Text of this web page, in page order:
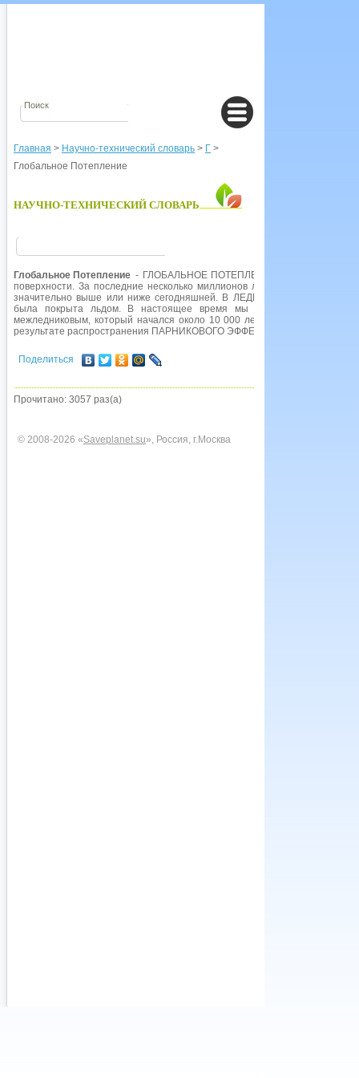
Главная > Научно-технический словарь > Г >
Глобальное Потепление
НАУЧНО-ТЕХНИЧЕСКИЙ СЛОВАРЬ
Глобальное Потепление - ГЛОБАЛЬНОЕ ПОТЕПЛЕНИЕ, тенденция к
поверхности. За последние несколько миллионов лет уже были
значительно выше или ниже сегодняшней. В ЛЕДНИКОВЫЙ ПЕРИОД,
была покрыта льдом. В настоящее время мы находимся в
межледниковым, который начался около 10 000 лет назад. В 1960-е
результате распространения ПАРНИКОВОГО ЭФФЕКТА температура
Поделиться
Прочитано: 3057 раз(а)
© 2008-2026 «Saveplanet.su», Россия, г.Москва